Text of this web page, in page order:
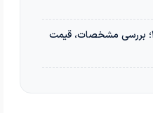
معرفی لوکانو L7 مدل ۱۴۰۴؛ بررسی مشخصات، قیمت